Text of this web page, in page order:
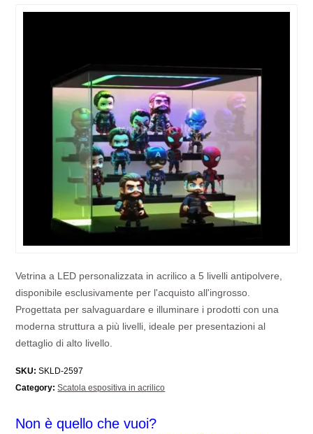
Vetrina a LED personalizzata in acrilico a 5 livelli antipolvere,
disponibile esclusivamente per l'acquisto all'ingrosso.
Progettata per salvaguardare e illuminare i prodotti con una
moderna struttura a più livelli, ideale per presentazioni al
dettaglio di alto livello.
SKU: SKLD-2597
Category: Scatola espositiva in acrilico
Non è quello che vuoi?